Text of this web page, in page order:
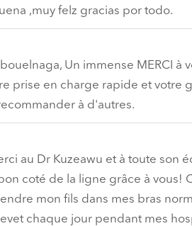
,muy felz gracias por todo.
Un immense MERCI
prise en charge rapide et votre
à d'autres.
au Dr Kuzeawu et à toute son
coté de la ligne grâce à vous!
mon fils dans mes bras
chaque jour pendant mes